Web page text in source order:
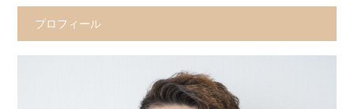
プロフィール